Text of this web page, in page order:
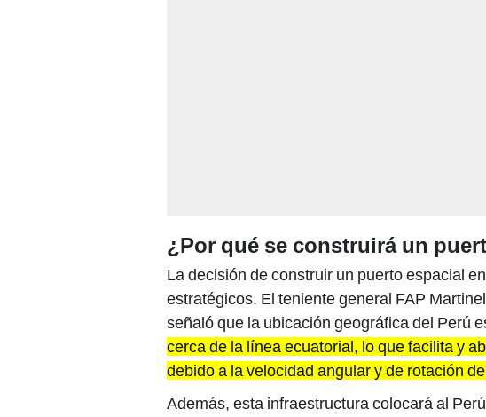
¿Por qué se construirá un
La decisión de construir un puerto espacial
estratégicos. El teniente general FAP
señaló que la ubicación geográfica del Perú
cerca de la línea ecuatorial, lo que facilita y
debido a la velocidad angular y de rotación
Además, esta infraestructura colocará al